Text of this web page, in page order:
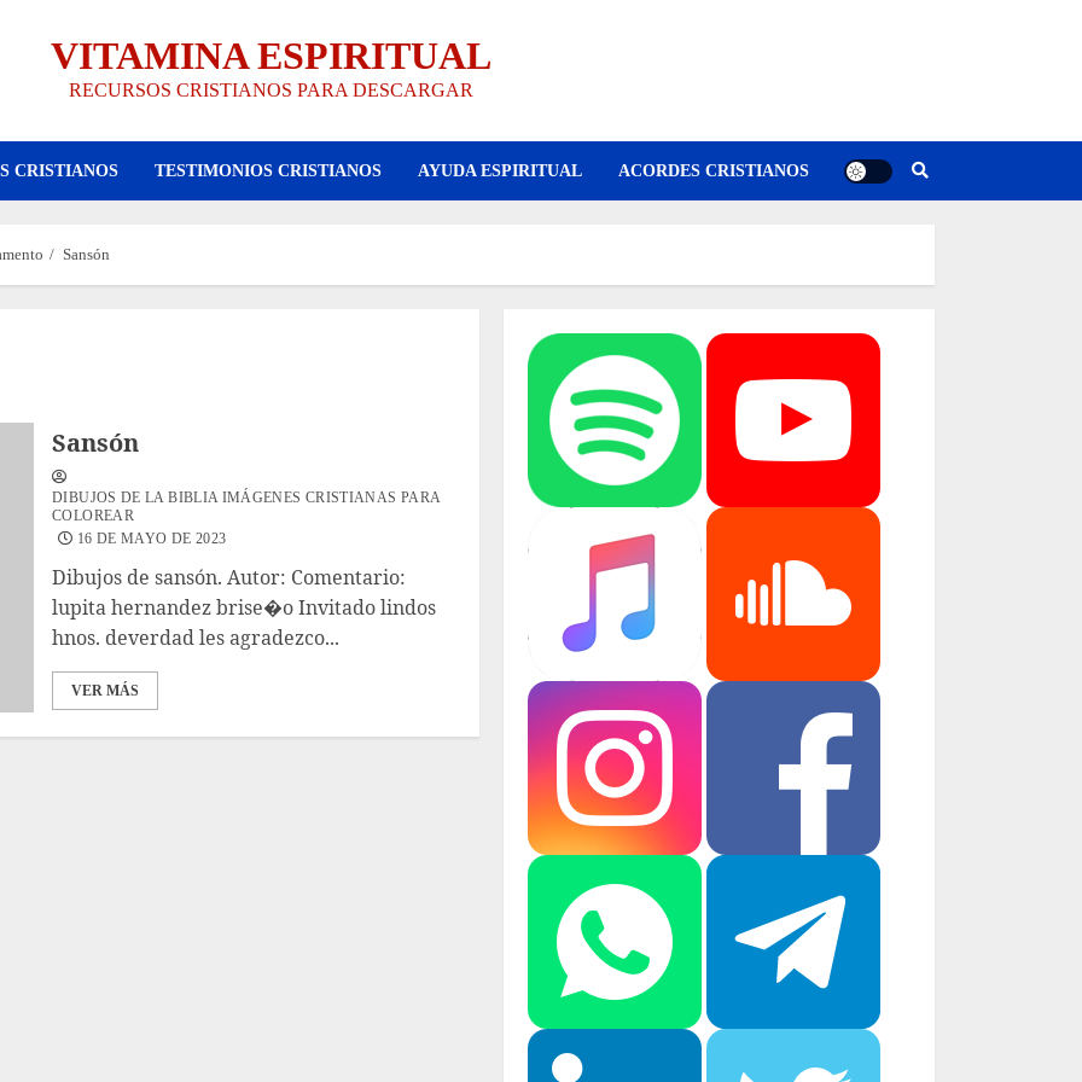
VITAMINA ESPIRITUAL
RECURSOS CRISTIANOS PARA DESCARGAR
CRISTIANOS TESTIMONIOS CRISTIANOS AYUDA ESPIRITUAL ACORDES CRISTIANOS
Sansón
Sansón
DIBUJOS DE LA BIBLIA IMÁGENES CRISTIANAS PARA
COLOREAR
16 DE MAYO DE 2023
Dibujos de sansón. Autor: Comentario:
lupita hernandez brise�o Invitado lindos
hnos. deverdad les agradezco...
VER MÁS